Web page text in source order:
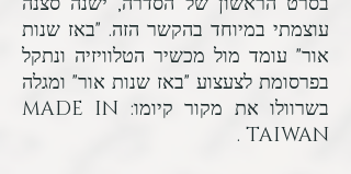
עוצמתי במיוחד בהקשר הזה. "באז שנות
אור" עומד מול מכשיר הטלוויזיה ונתקל
בפרסומת לצעצוע "באז שנות אור" ומגלה
בשרוולו את מקור קיומו: MADE IN
TAIWAN .